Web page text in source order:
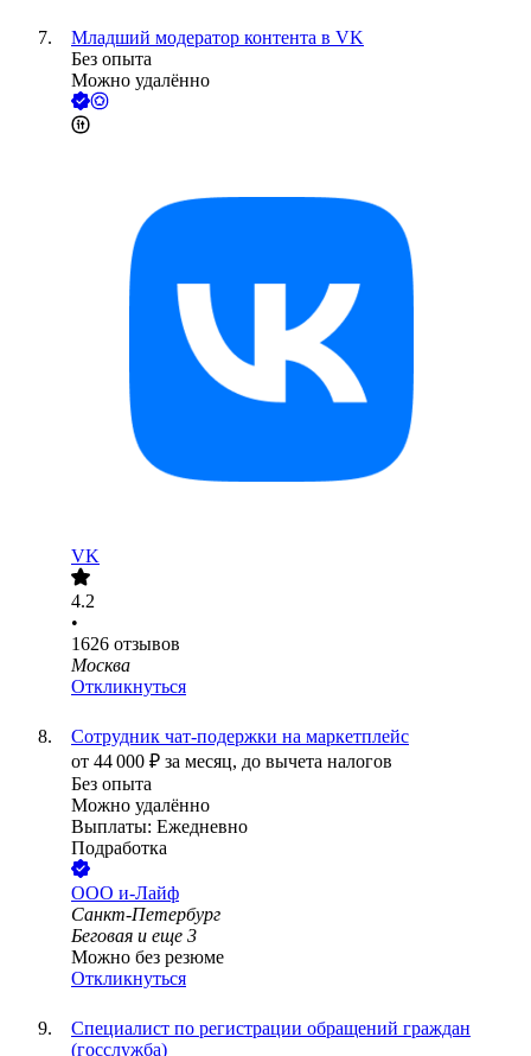
Младший модератор контента в VK
Без опыта
Можно удалённо
VK
4.2
•
1626 отзывов
Москва
Откликнуться
Сотрудник чат-подержки на маркетплейс
от 44 000 ₽ за месяц, до вычета налогов
Без опыта
Можно удалённо
Выплаты: Ежедневно
Подработка
ООО и-Лайф
Санкт-Петербург
Беговая и еще 3
Можно без резюме
Откликнуться
Специалист по регистрации обращений граждан
(госслужба)